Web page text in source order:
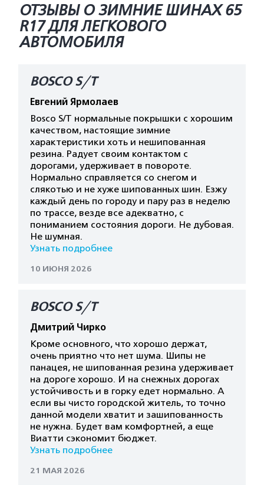
ОТЗЫВЫ О ЗИМНИЕ ШИНАХ 65
R17 ДЛЯ ЛЕГКОВОГО
АВТОМОБИЛЯ
BOSCO S/T
Евгений Ярмолаев
Bosco S/T нормальные покрышки с хорошим
качеством, настоящие зимние
характеристики хоть и нешипованная
резина. Радует своим контактом с
дорогами, удерживает в повороте.
Нормально справляется со снегом и
слякотью и не хуже шипованных шин. Езжу
каждый день по городу и пару раз в неделю
по трассе, везде все адекватно, с
пониманием состояния дороги. Не дубовая.
Не шумная.
Узнать подробнее
10 ИЮНЯ 2026
BOSCO S/T
Дмитрий Чирко
Кроме основного, что хорошо держат,
очень приятно что нет шума. Шипы не
панацея, не шипованная резина удерживает
на дороге хорошо. И на снежных дорогах
устойчивость и в горку едет нормально. А
если вы чисто городской житель, то точно
данной модели хватит и зашипованность
не нужна. Будет вам комфортней, а еще
Виатти сэкономит бюджет.
Узнать подробнее
21 МАЯ 2026